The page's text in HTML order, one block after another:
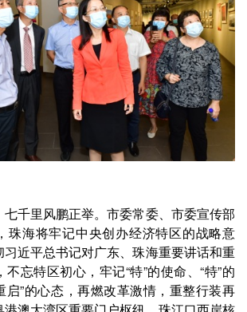
千里风鹏正举。市委常委、市委宣传部
珠海将牢记中央创办经济特区的战略意
近平总书记对广东、珠海重要讲话和重
忘特区初心，牢记“特”的使命、“特”的
启”的心态，再燃改革激情，重整行装再